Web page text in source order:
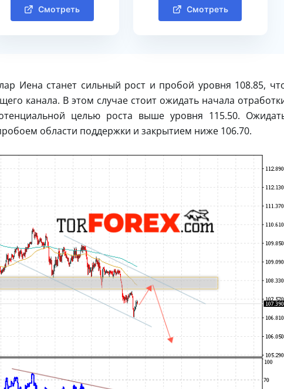
Смотреть Смотреть
Иена станет сильный рост и пробой уровня 108.85,
канала. В этом случае стоит ожидать начала
целью роста выше уровня 115.50.
области поддержки и закрытием ниже 106.70.